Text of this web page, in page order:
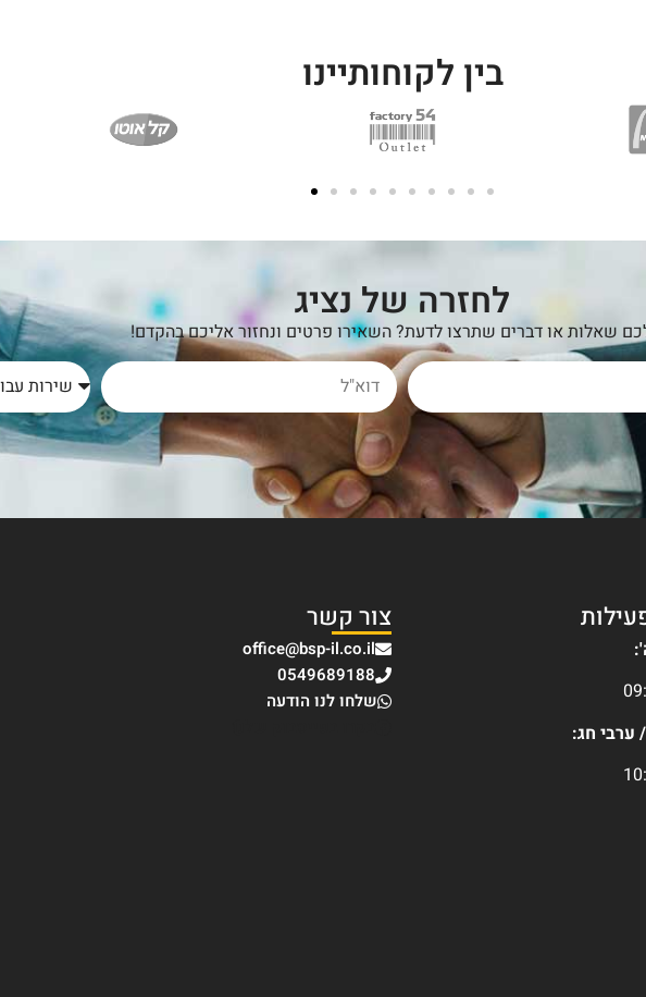
בין לקוחותיינו
לחזרה של נציג
שאלות או דברים שתרצו לדעת? השאירו פרטים ונחזור אליכם בהקדם!
ערבי חג:
צור קשר
office@bsp-il.co.il
0549689188
שלחו לנו הודעה